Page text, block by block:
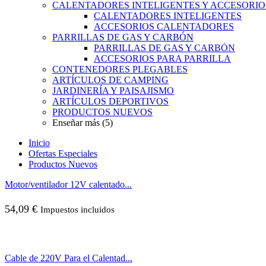
CALENTADORES INTELIGENTES Y
CALENTADORES INTELIGENTES
ACCESORIOS CALENTADORES
PARRILLAS DE GAS Y CARBÓN
PARRILLAS DE GAS Y CARBÓN
ACCESORIOS PARA PARRILLA
CONTENEDORES PLEGABLES
ARTÍCULOS DE CAMPING
JARDINERÍA Y PAISAJISMO
ARTÍCULOS DEPORTIVOS
PRODUCTOS NUEVOS
Enseñar más (5)
Inicio
Ofertas Especiales
Productos Nuevos
Motor/ventilador 12V calentado...
54,09 € Impuestos incluidos
Cable de 220V Para el Calentad...